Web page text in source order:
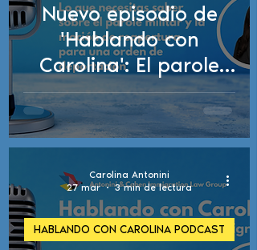
Nuevo episodio de
'Hablando con
Carolina': El parole
militar y la orden de
deportación
HABLANDO CON CAROLINA PODCAST
Carolina Antonini
27 mar
3 min de lectura